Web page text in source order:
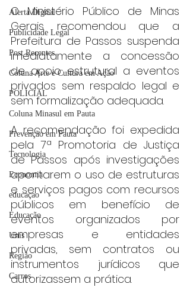
Alerta Digital
Publicidade Legal
Post Recentes
Coluna Arte e Cultura em Ação
POLICIAL
Coluna Minasul em Pauta
Prevenção em Pauta
Tecnologia
Economia
educaçao
Educação
Unis
Região
Carros
O Ministério Público de Minas
Gerais recomendou que a
Prefeitura de Passos suspenda
imediatamente a concessão
de apoio estrutural a eventos
privados sem respaldo legal e
sem formalização adequada.
A recomendação foi expedida
pela 7ª Promotoria de Justiça
de Passos após investigações
apontarem o uso de estruturas
e serviços pagos com recursos
públicos em benefício de
eventos organizados por
empresas e entidades
privadas, sem contratos ou
instrumentos jurídicos que
autorizassem a prática.